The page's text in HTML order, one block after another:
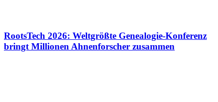
RootsTech 2026: Weltgrößte Genealogie-Konferenz
bringt Millionen Ahnenforscher zusammen